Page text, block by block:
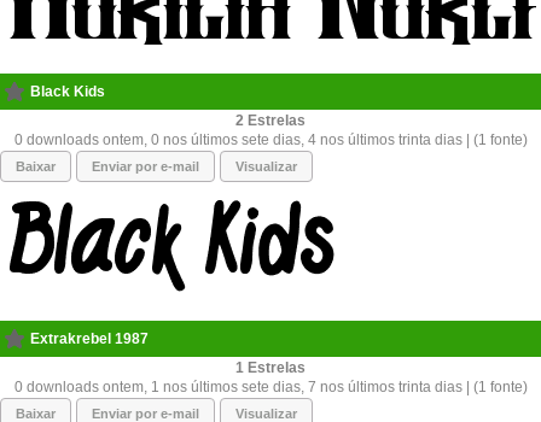
Black Kids
2
0 downloads ontem, 0 nos últimos sete dias, 4 nos últimos trinta dias | (1 fonte)
Baixar Enviar por e-mail Visualizar
Extrakrebel 1987
1
0 downloads ontem, 1 nos últimos sete dias, 7 nos últimos trinta dias | (1 fonte)
Baixar Enviar por e-mail Visualizar